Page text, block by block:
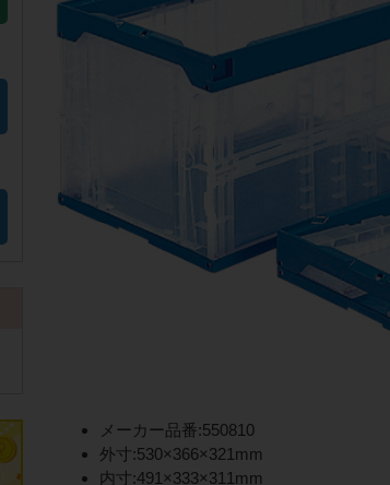
メーカー品番:550810
外寸:530×366×321mm
内寸:491×333×311mm